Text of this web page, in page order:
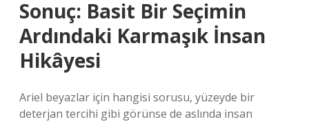
Sonuç: Basit Bir Seçimin
Ardındaki Karmaşık İnsan
Hikâyesi
Ariel beyazlar için hangisi sorusu, yüzeyde bir
deterjan tercihi gibi görünse de aslında insan